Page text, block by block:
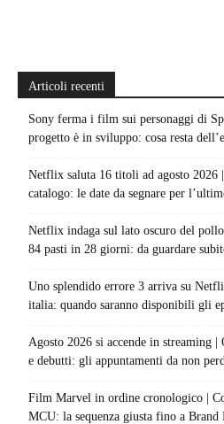
Articoli recenti
Sony ferma i film sui personaggi di
progetto è in sviluppo: cosa resta
Netflix saluta 16 titoli ad agosto 2026
catalogo: le date da segnare per
Netflix indaga sul lato oscuro del
84 pasti in 28 giorni: da guardare
Uno splendido errore 3 arriva su
italia: quando saranno disponibili gli
Agosto 2026 si accende in streaming
e debutti: gli appuntamenti da non
Film Marvel in ordine cronologico |
MCU: la sequenza giusta fino a Brand